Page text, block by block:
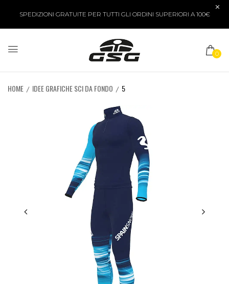
SPEDIZIONI GRATUITE PER TUTTI GLI ORDINI SUPERIORI A 100€
0
HOME IDEE GRAFICHE SCI DA FONDO 5